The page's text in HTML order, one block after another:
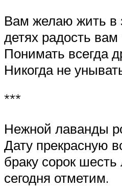
Вам желаю жить в
детях радость вам
Понимать всегда
Никогда не
***
Нежной лаванды
Дату прекрасную
браку сорок
сегодня отметим.